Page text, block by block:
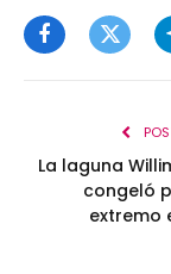
FacebookTwitter
La laguna
congeló
extremo